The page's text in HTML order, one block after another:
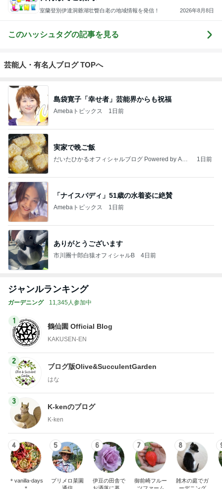
室蘭登別伊達洞爺湖壮瞥白老の地域情報を発信！ 2026年8月8日
このハッシュタグの記事を見る
芸能人・有名人ブログ TOPへ
島袋寛子「幸せ者」芸能界からも祝福
Amebaトピックス 1日前
実家で晩ご飯
だいたひかるオフィシャルブログ Powered by Ame
1日前
「ナイスバディ」51歳の水着姿に絶賛
Amebaトピックス 1日前
ありがとうございます
市川團十郎白猿オフィシャルB 4日前
ジャンルランキング
ガーデニング 11,345人参加中
1
鶴仙園 Official Blog
KAKUSEN-EN
2
ブログ版Olive&SucculentGarden
はな
3
K-kenのブログ
K-ken
4
＊vanilla-days
＊
5
プリメロ菜園
通信
6
伊豆の田舎で
お洒落に暮ら
7
御前崎フルー
ツファーム
8
雑木の庭でガ
ーデニング